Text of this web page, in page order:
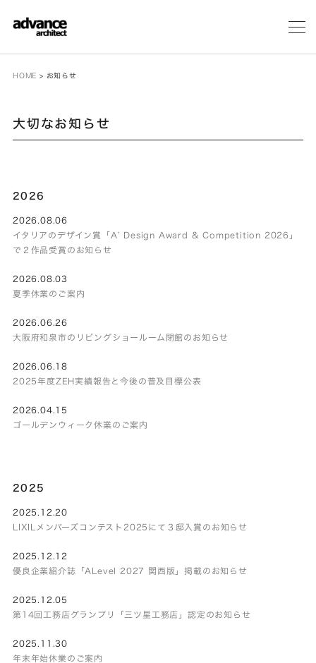
メ
HOME > お知らせ
大切なお知らせ
2026
2026.08.06
イタリアのデザイン賞「A’ Design Award & Competition 2026」
で２作品受賞のお知らせ
2026.08.03
夏季休業のご案内
2026.06.26
大阪府和泉市のリビングショールーム閉館のお知らせ
2026.06.18
2025年度ZEH実績報告と今後の普及目標公表
2026.04.15
ゴールデンウィーク休業のご案内
2025
2025.12.20
LIXILメンバーズコンテスト2025にて３邸入賞のお知らせ
2025.12.12
優良企業紹介誌「ALevel 2027 関西版」掲載のお知らせ
2025.12.05
第14回工務店グランプリ「三ツ星工務店」認定のお知らせ
2025.11.30
年末年始休業のご案内